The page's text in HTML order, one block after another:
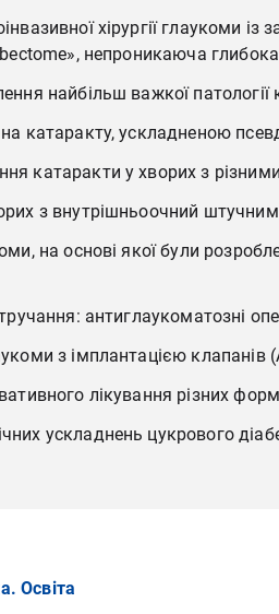
хірургії глаукоми
непроникаюча
найбільш важкої
катаракту, ускладненою
катаракти у хворих з
з внутрішньоочний
на основі якої були
антиглаукоматозні
з імплантацією клапанів
лікування різних
ускладнень цукрового
Освіта